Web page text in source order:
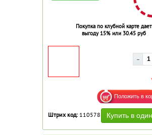
Покупка по клубной карте дает
выгоду 15% или 30.45 руб
Штрих код: 110578